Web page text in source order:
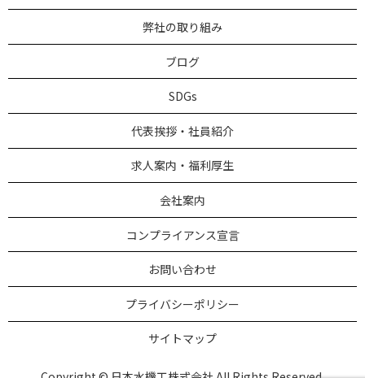
弊社の取り組み
ブログ
SDGs
代表挨拶・社員紹介
求人案内・福利厚生
会社案内
コンプライアンス宣言
お問い合わせ
プライバシーポリシー
サイトマップ